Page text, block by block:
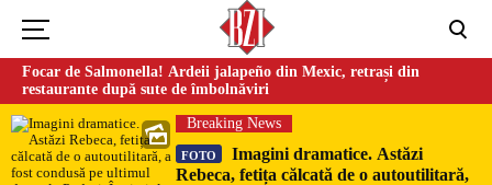
Focar de Salmonella! Ardeii jalapeño din Mexic, retrași din
restaurante după sute de îmbolnăviri
Breaking News
FOTO
Imagini dramatice. Astăzi
Rebeca, fetița călcată de o autoutilitară,